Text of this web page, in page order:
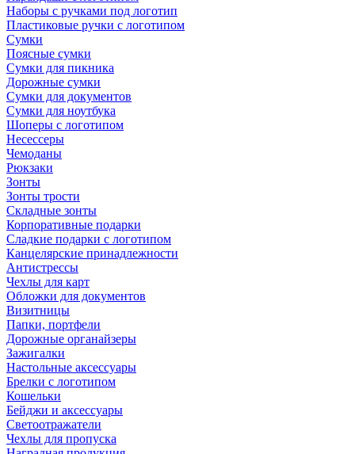
Наборы с ручками под логотип
Пластиковые ручки с логотипом
Сумки
Поясные сумки
Сумки для пикника
Дорожные сумки
Сумки для документов
Сумки для ноутбука
Шоперы с логотипом
Несессеры
Чемоданы
Рюкзаки
Зонты
Зонты трости
Складные зонты
Корпоративные подарки
Сладкие подарки с логотипом
Канцелярские принадлежности
Антистрессы
Чехлы для карт
Обложки для документов
Визитницы
Папки, портфели
Дорожные органайзеры
Зажигалки
Настольные аксессуары
Брелки с логотипом
Кошельки
Бейджи и аксессуары
Светоотражатели
Чехлы для пропуска